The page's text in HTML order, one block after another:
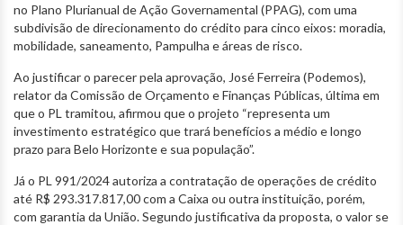
no Plano Plurianual de Ação Governamental (PPAG), com uma
subdivisão de direcionamento do crédito para cinco eixos: moradia,
mobilidade, saneamento, Pampulha e áreas de risco.
Ao justificar o parecer pela aprovação, José Ferreira (Podemos),
relator da Comissão de Orçamento e Finanças Públicas, última em
que o PL tramitou, afirmou que o projeto “representa um
investimento estratégico que trará benefícios a médio e longo
prazo para Belo Horizonte e sua população”.
Já o PL 991/2024 autoriza a contratação de operações de crédito
até R$ 293.317.817,00 com a Caixa ou outra instituição, porém,
com garantia da União. Segundo justificativa da proposta, o valor se